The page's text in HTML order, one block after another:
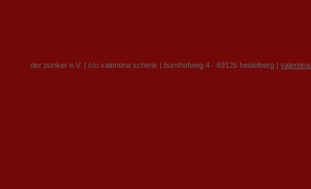
der punker e.V. | c/o valentina schenk | burnhofweg 4 · 69126 heidelberg |